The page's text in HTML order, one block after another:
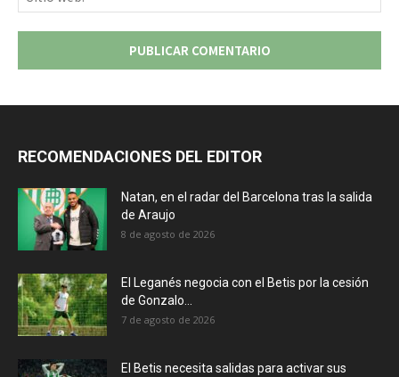
RECOMENDACIONES DEL EDITOR
Natan, en el radar del Barcelona tras la salida
de Araujo
8 de agosto de 2026
El Leganés negocia con el Betis por la cesión
de Gonzalo...
7 de agosto de 2026
El Betis necesita salidas para activar sus